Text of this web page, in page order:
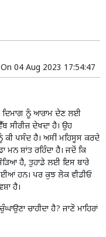
On 04 Aug 2023 17:54:47
ਨੂੰ ਆਰਾਮ ਦੇਣ ਲਈ
ਸੀਰੀਜ਼ ਦੇਖਦਾ ਹੈ। ਉਹ
ਕੀ ਪਸੰਦ ਹੈ। ਅਸੀਂ ਮਹਿਸੂਸ ਕਰਦੇ
ਮਨ ਸ਼ਾਂਤ ਰਹਿੰਦਾ ਹੈ। ਜਦੋਂ ਕਿ
ਹੈ, ਤੁਹਾਡੇ ਲਈ ਇਸ ਬਾਰੇ
ਹਨ। ਪਰ ਕੁਝ ਲੋਕ ਵੀਡੀਓ
ਹੈ।
ਚਾਹੀਦਾ ਹੈ? ਜਾਣੋ ਮਾਹਿਰਾਂ